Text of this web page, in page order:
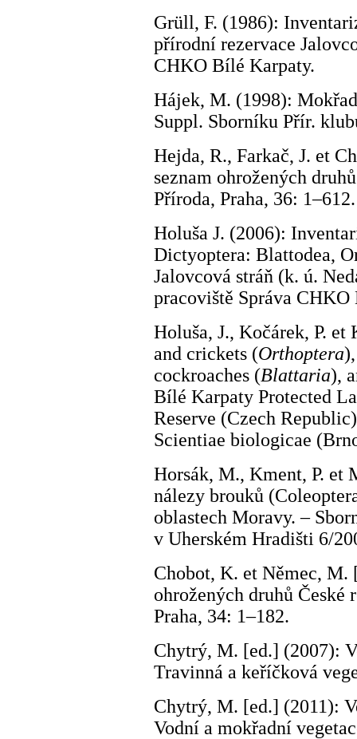
Grüll, F. (1986):
přírodní rezervace
CHKO Bílé Karpaty.
Hájek, M. (1998):
Suppl. Sborníku Přír.
Hejda, R., Farkač, J. et
seznam ohrožených
Příroda, Praha, 36: 1–612.
Holuša J. (2006):
Dictyoptera: Blattodea,
Jalovcová stráň (k. ú.
pracoviště Správa
Holuša, J., Kočárek, P. et
and crickets (Orthoptera
cockroaches (Blattaria),
Bílé Karpaty Protected
Reserve (Czech
Scientiae biologicae
Horsák, M., Kment, P. et
nálezy brouků
oblastech Moravy. –
v Uherském Hradišti 6/
Chobot, K. et Němec, M.
ohrožených druhů
Praha, 34: 1–182.
Chytrý, M. [ed.] (2007):
Travinná a keříčková
Chytrý, M. [ed.] (2011):
Vodní a mokřadní